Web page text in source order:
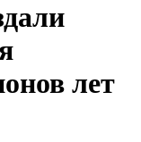
лет